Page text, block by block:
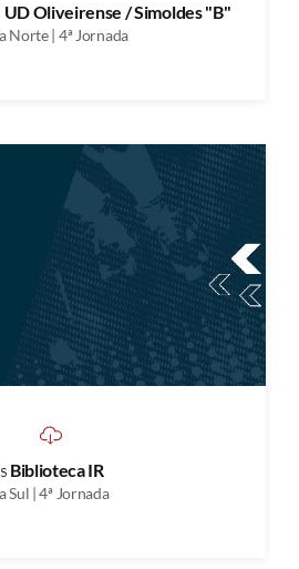
UD Oliveirense / Simoldes "B"
Norte | 4ª Jornada
Biblioteca IR
Sul | 4ª Jornada